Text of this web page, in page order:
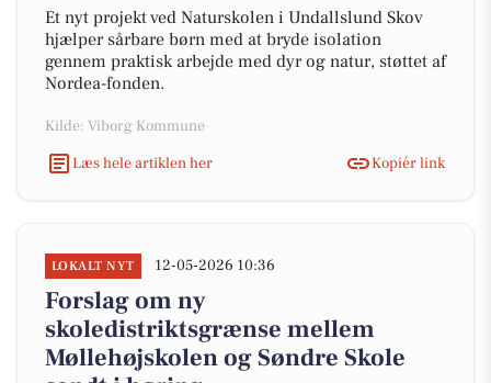
Et nyt projekt ved Naturskolen i Undallslund Skov
hjælper sårbare børn med at bryde isolation
gennem praktisk arbejde med dyr og natur, støttet af
Nordea-fonden.
Kilde: Viborg Kommune
Læs hele artiklen her
Kopiér link
LOKALT NYT 12-05-2026 10:36
Forslag om ny
skoledistriktsgrænse mellem
Møllehøjskolen og Søndre Skole